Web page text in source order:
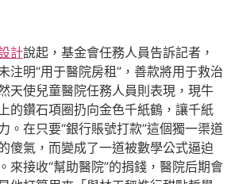
計說起，基金會任務人員告訴記者，
注明“用于醫院房租”，善款將用于救治
天使兒童醫院任務人員則表現，現牛
的鑽石項圈扔向金色千紙鶴，讓千紙
。在只要“銀行賬號打款”這個獨一渠道
傻氣，而變成了一道被數學公式逼迫
來接收“幫助醫院”的捐錢，醫院后期會